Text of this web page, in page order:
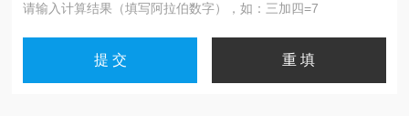
请输入计算结果（填写阿拉伯数字），如：三加四=7